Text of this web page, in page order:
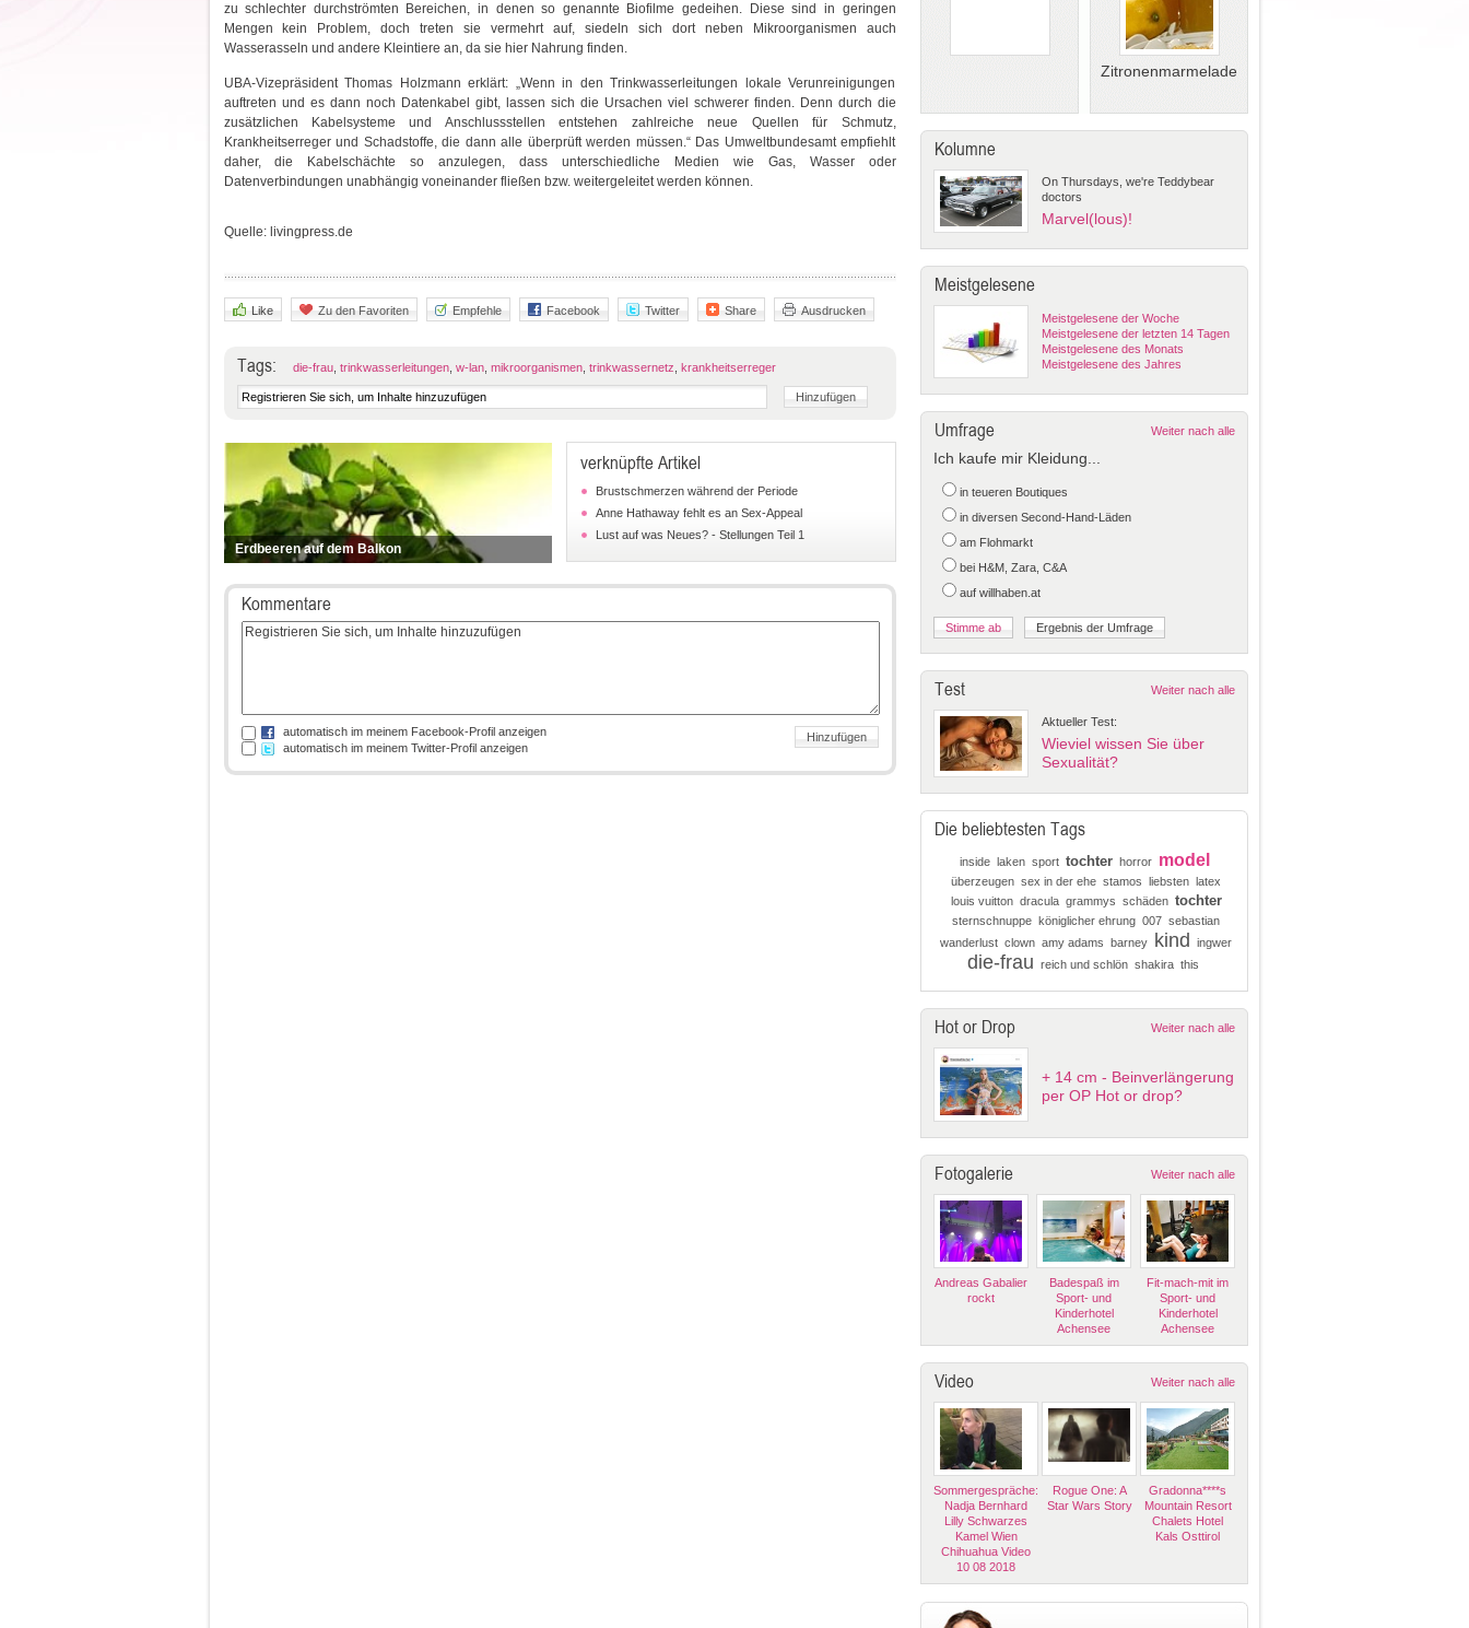
zu schlechter durchströmten Bereichen, in denen so genannte Biofilme gedeihen. Diese sind in geringen
Mengen kein Problem, doch treten sie vermehrt auf, siedeln sich dort neben Mikroorganismen auch
Wasserasseln und andere Kleintiere an, da sie hier Nahrung finden.
UBA-Vizepräsident Thomas Holzmann erklärt: „Wenn in den Trinkwasserleitungen lokale Verunreinigungen
auftreten und es dann noch Datenkabel gibt, lassen sich die Ursachen viel schwerer finden. Denn durch die
zusätzlichen Kabelsysteme und Anschlussstellen entstehen zahlreiche neue Quellen für Schmutz,
Krankheitserreger und Schadstoffe, die dann alle überprüft werden müssen.“ Das Umweltbundesamt empfiehlt
daher, die Kabelschächte so anzulegen, dass unterschiedliche Medien wie Gas, Wasser oder
Datenverbindungen unabhängig voneinander fließen bzw. weitergeleitet werden können.
Quelle: livingpress.de
Like Zu den Favoriten Empfehle Facebook Twitter Share Ausdrucken
Tags: die-frau, trinkwasserleitungen, w-lan, mikroorganismen, trinkwassernetz krankheitserreger
Erdbeeren auf dem Balkon
verknüpfte Artikel
Brustschmerzen während der Periode
Anne Hathaway fehlt es an Sex-Appeal
Lust auf was Neues? - Stellungen Teil 1
Kommentare
automatisch im meinem Facebook-Profil anzeigen
automatisch im meinem Twitter-Profil anzeigen
Zitronenmarmelade
Kolumne
On Thursdays, we're Teddybear
doctors
Marvel(lous)!
Meistgelesene
Meistgelesene der Woche
Meistgelesene der letzten 14 Tagen
Meistgelesene des Monats
Meistgelesene des Jahres
Umfrage Weiter nach alle
Ich kaufe mir Kleidung...
in teueren Boutiques
in diversen Second-Hand-Läden
am Flohmarkt
bei H&M, Zara, C&A
auf willhaben.at
Test Weiter nach alle
Aktueller Test:
Wieviel wissen Sie über
Sexualität?
Die beliebtesten Tags
inside laken sport tochter horror model
überzeugen sex in der ehe stamos liebsten latex
louis vuitton dracula grammys schäden tochter
sternschnuppe königlicher ehrung 007 sebastian
wanderlust clown amy adams barney kind ingwer
die-frau reich und schlön shakira this
Hot or Drop Weiter nach alle
+ 14 cm - Beinverlängerung
per OP Hot or drop?
Fotogalerie Weiter nach alle
Andreas Gabalier
rockt
Badespaß im
Sport- und
Kinderhotel
Achensee
Fit-mach-mit im
Sport- und
Kinderhotel
Achensee
Video Weiter nach alle
Sommergespräche:
Nadja Bernhard
Lilly Schwarzes
Kamel Wien
Chihuahua Video
10 08 2018
Rogue One: A
Star Wars Story
Gradonna****s
Mountain Resort
Chalets Hotel
Kals Osttirol